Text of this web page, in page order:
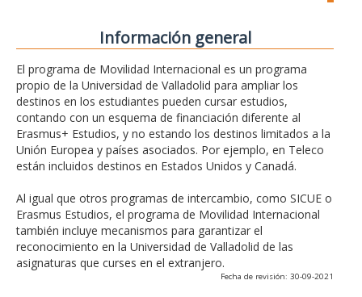
Información general
El programa de Movilidad Internacional es un programa
propio de la Universidad de Valladolid para ampliar los
destinos en los estudiantes pueden cursar estudios,
contando con un esquema de financiación diferente al
Erasmus+ Estudios, y no estando los destinos limitados a la
Unión Europea y países asociados. Por ejemplo, en Teleco
están incluidos destinos en Estados Unidos y Canadá.
Al igual que otros programas de intercambio, como SICUE o
Erasmus Estudios, el programa de Movilidad Internacional
también incluye mecanismos para garantizar el
reconocimiento en la Universidad de Valladolid de las
asignaturas que curses en el extranjero.
Fecha de revisión: 30-09-2021